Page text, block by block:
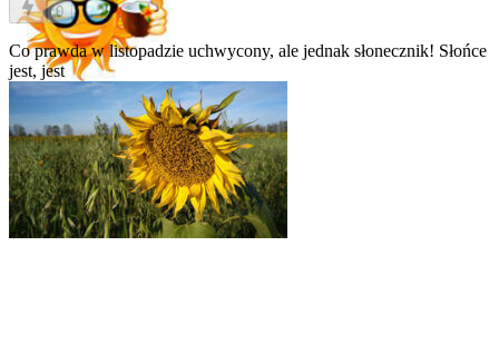
0
Co prawda w listopadzie uchwycony, ale jednak słonecznik! Słońce
jest, jest